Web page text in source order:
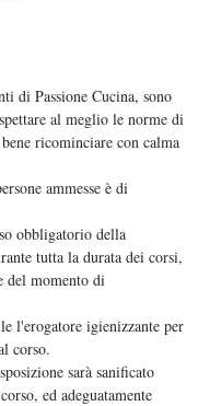
di Passione Cucina, sono
al meglio le norme di
ricominciare con calma
ammesse è di
obbligatorio della
tutta la durata dei corsi,
del momento di
l'erogatore igienizzante per
corso.
sarà sanificato
ed adeguatamente